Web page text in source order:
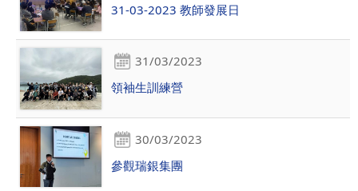
31-03-2023 教師發展日
31/03/2023
領袖生訓練營
30/03/2023
參觀瑞銀集團